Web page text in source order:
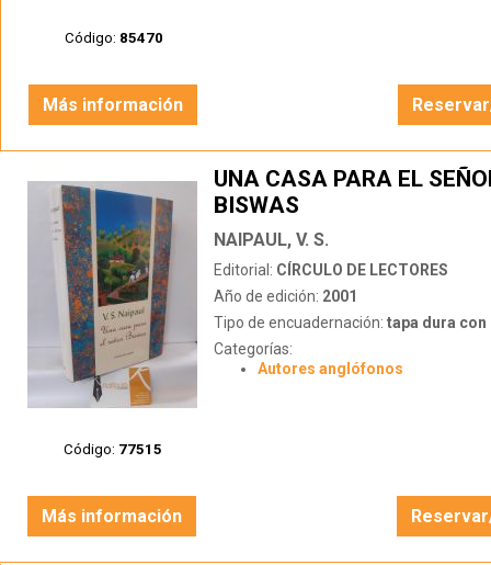
Código: 85470
Más información
Código: 77515
UNA CASA PARA EL
BISWAS
NAIPAUL, V. S.
Editorial: CÍRCULO DE LECTORES
Año de edición: 2001
Tipo de encuadernación: tapa dura con
Categorías:
Autores anglófonos
Más información